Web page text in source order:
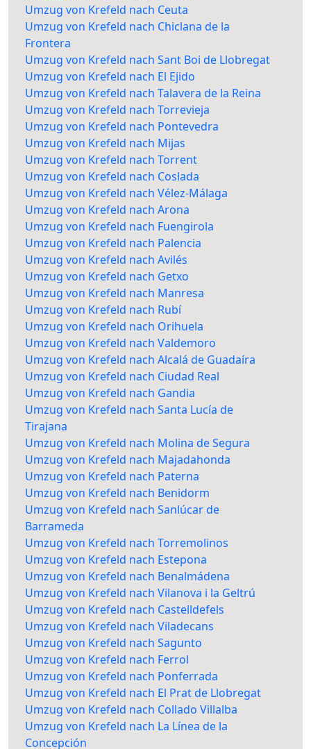
Umzug von Krefeld nach Ceuta
Umzug von Krefeld nach Chiclana de la
Frontera
Umzug von Krefeld nach Sant Boi de Llobregat
Umzug von Krefeld nach El Ejido
Umzug von Krefeld nach Talavera de la Reina
Umzug von Krefeld nach Torrevieja
Umzug von Krefeld nach Pontevedra
Umzug von Krefeld nach Mijas
Umzug von Krefeld nach Torrent
Umzug von Krefeld nach Coslada
Umzug von Krefeld nach Vélez-Málaga
Umzug von Krefeld nach Arona
Umzug von Krefeld nach Fuengirola
Umzug von Krefeld nach Palencia
Umzug von Krefeld nach Avilés
Umzug von Krefeld nach Getxo
Umzug von Krefeld nach Manresa
Umzug von Krefeld nach Rubí
Umzug von Krefeld nach Orihuela
Umzug von Krefeld nach Valdemoro
Umzug von Krefeld nach Alcalá de Guadaíra
Umzug von Krefeld nach Ciudad Real
Umzug von Krefeld nach Gandia
Umzug von Krefeld nach Santa Lucía de
Tirajana
Umzug von Krefeld nach Molina de Segura
Umzug von Krefeld nach Majadahonda
Umzug von Krefeld nach Paterna
Umzug von Krefeld nach Benidorm
Umzug von Krefeld nach Sanlúcar de
Barrameda
Umzug von Krefeld nach Torremolinos
Umzug von Krefeld nach Estepona
Umzug von Krefeld nach Benalmádena
Umzug von Krefeld nach Vilanova i la Geltrú
Umzug von Krefeld nach Castelldefels
Umzug von Krefeld nach Viladecans
Umzug von Krefeld nach Sagunto
Umzug von Krefeld nach Ferrol
Umzug von Krefeld nach Ponferrada
Umzug von Krefeld nach El Prat de Llobregat
Umzug von Krefeld nach Collado Villalba
Umzug von Krefeld nach La Línea de la
Concepción